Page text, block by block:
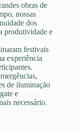
obras de
nossas
dos
produtividade e
festivais
experiência
de iluminação
e
necessário.